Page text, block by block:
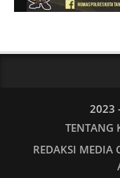
2023
TENTANG
REDAKSI MEDIA